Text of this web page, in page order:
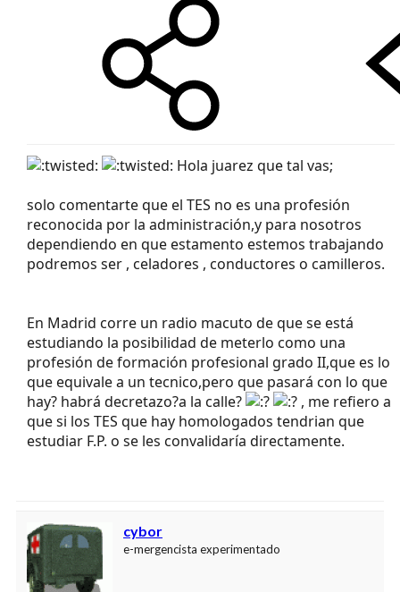
Hola juarez que tal vas;
solo comentarte que el TES no es una profesión
reconocida por la administración,y para nosotros
dependiendo en que estamento estemos trabajando
podremos ser , celadores , conductores o camilleros.
En Madrid corre un radio macuto de que se está
estudiando la posibilidad de meterlo como una
profesión de formación profesional grado II,que es lo
que equivale a un tecnico,pero que pasará con lo que
hay? habrá decretazo?a la calle?
, me refiero a
que si los TES que hay homologados tendrian que
estudiar F.P. o se les convalidaría directamente.
cybor
e-mergencista experimentado